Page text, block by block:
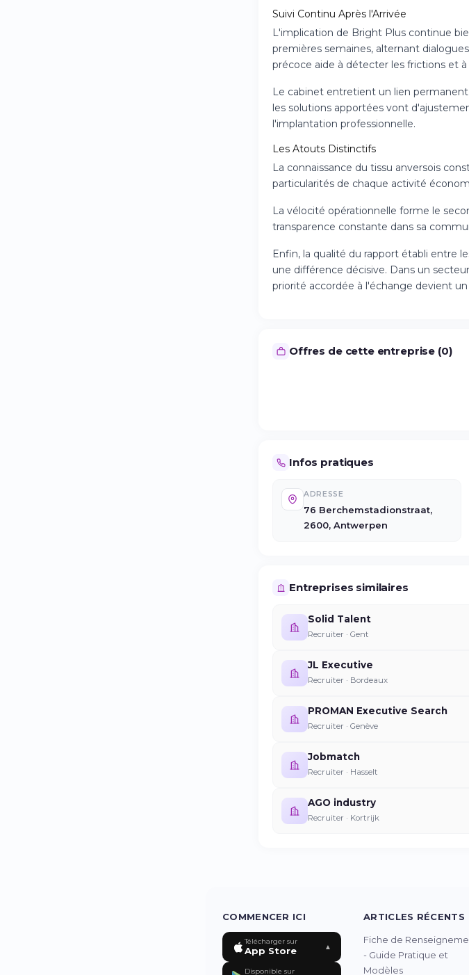
Suivi Continu Après l'Arrivée
L'implication de Bright Plus continue
premières semaines, alternant
précoce aide à détecter les frictions et à
Le cabinet entretient un lien
les solutions apportées vont
l'implantation professionnelle.
Les Atouts Distinctifs
La connaissance du tissu anversois
particularités de chaque activité
La vélocité opérationnelle forme le
transparence constante dans sa
Enfin, la qualité du rapport établi entre
une différence décisive. Dans un
priorité accordée à l'échange devient
Offres de cette entreprise (0)
Infos pratiques
ADRESSE
76 Berchemstadionstraat,
2600, Antwerpen
Entreprises similaires
Solid Talent
Recruiter · Gent
JL Executive
Recruiter · Bordeaux
PROMAN Executive Search
Recruiter · Genève
Jobmatch
Recruiter · Hasselt
AGO industry
Recruiter · Kortrijk
COMMENCER ICI
Télécharger sur
App Store ▲
Disponible sur
ARTICLES RÉCENTS
Fiche de
- Guide Pratique et
Modèles